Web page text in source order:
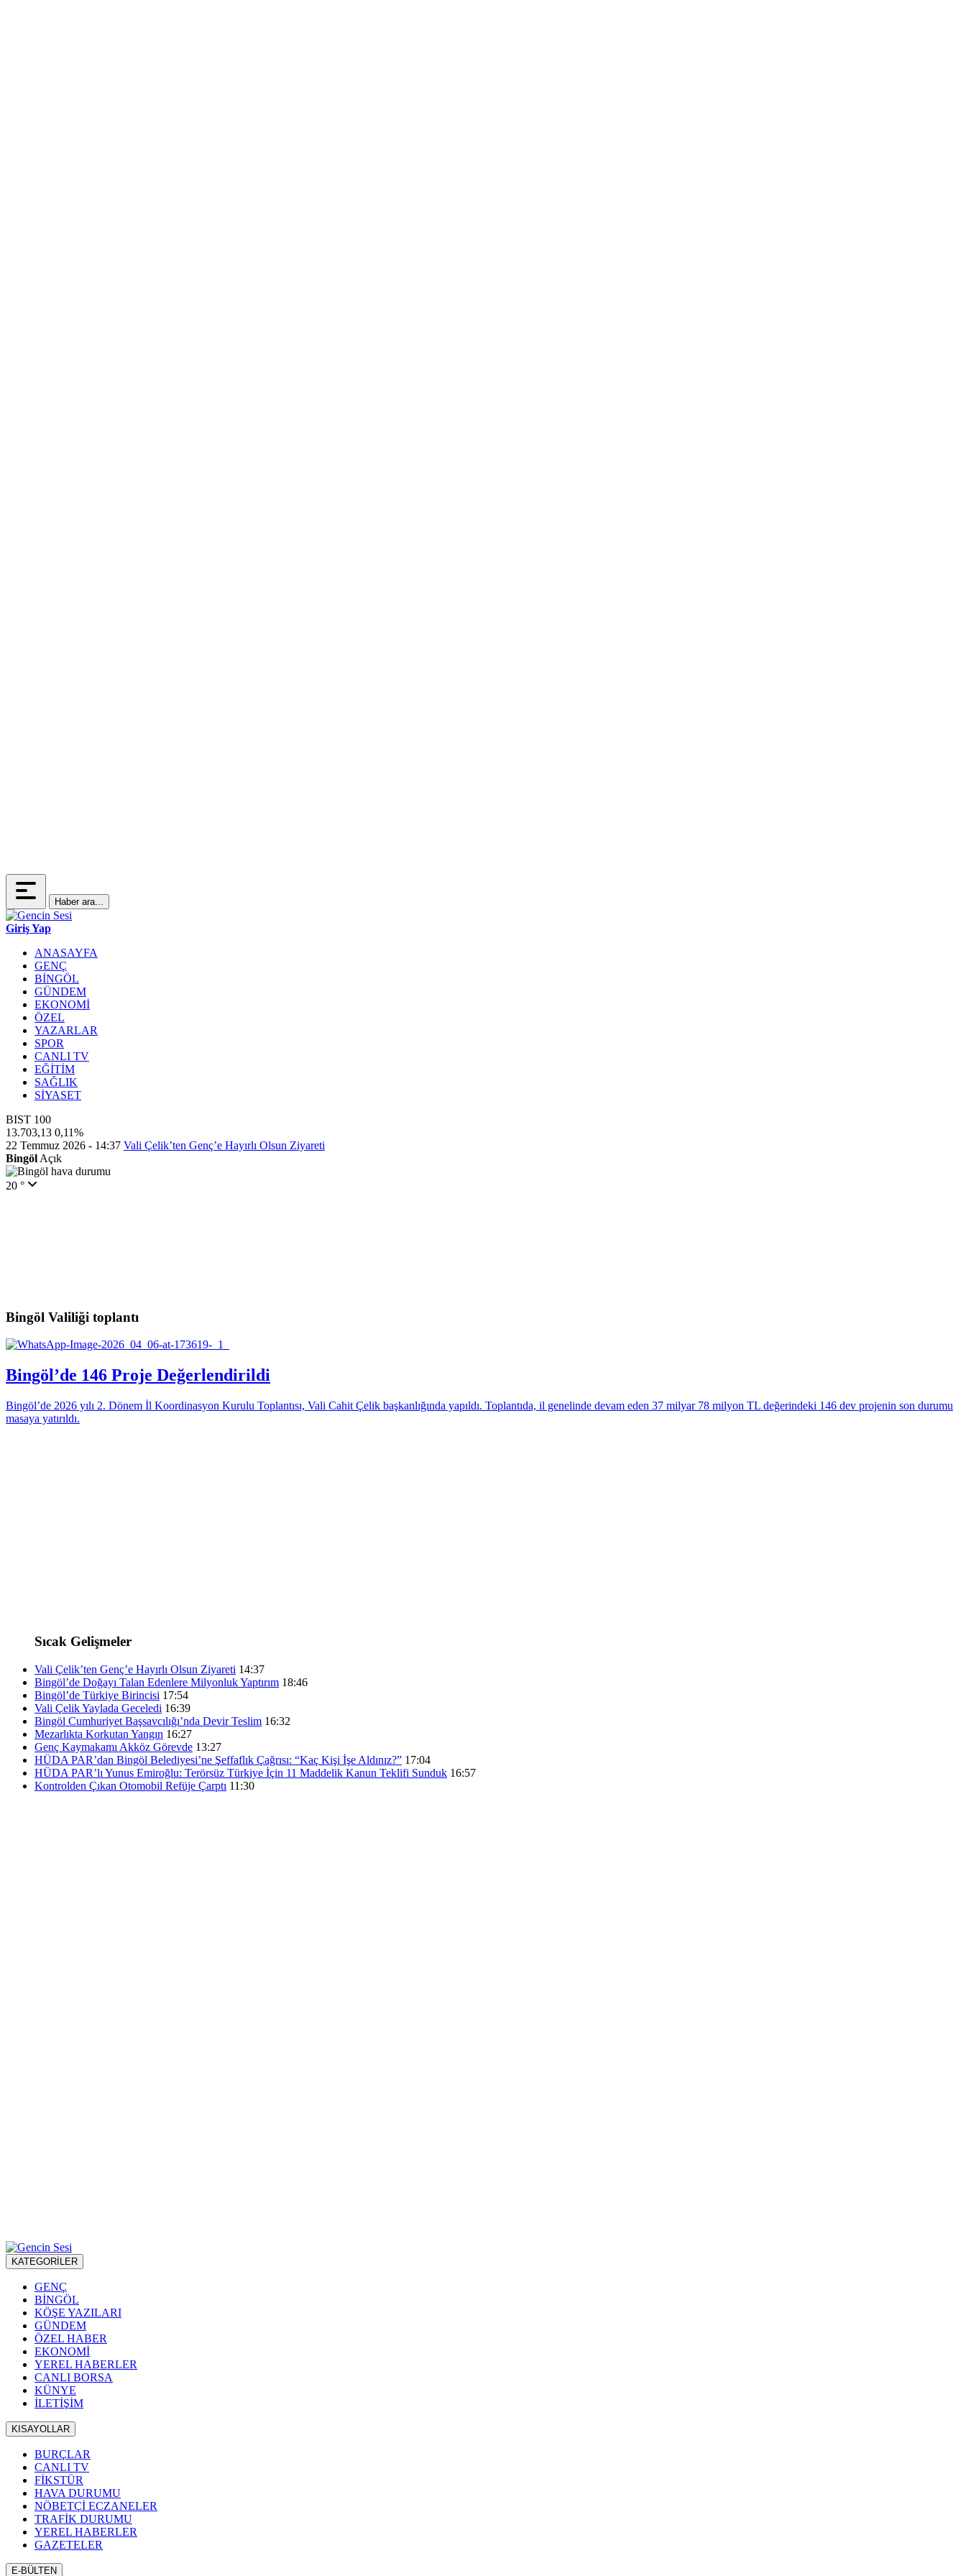
Haber ara...
Giriş Yap
ANASAYFA
GENÇ
BİNGÖL
GÜNDEM
EKONOMİ
ÖZEL
YAZARLAR
SPOR
CANLI TV
EĞİTİM
SAĞLIK
SİYASET
BIST 100
13.703,13 0,11%
22 Temmuz 2026 - 14:37 Vali Çelik’ten Genç’e Hayırlı Olsun Ziyareti
Bingöl Açık
20 °
Bingöl Valiliği toplantı
Bingöl’de 146 Proje Değerlendirildi
Bingöl’de 2026 yılı 2. Dönem İl Koordinasyon Kurulu Toplantısı, Vali Cahit Çelik başkanlığında yapıldı. Toplantıda, il genelinde devam eden 37 milyar 78 milyon TL değerindeki 146 dev projenin son durumu
masaya yatırıldı.
Sıcak Gelişmeler
Vali Çelik’ten Genç’e Hayırlı Olsun Ziyareti 14:37
Bingöl’de Doğayı Talan Edenlere Milyonluk Yaptırım 18:46
Bingöl’de Türkiye Birincisi 17:54
Vali Çelik Yaylada Geceledi 16:39
Bingöl Cumhuriyet Başsavcılığı’nda Devir Teslim 16:32
Mezarlıkta Korkutan Yangın 16:27
Genç Kaymakamı Akköz Görevde 13:27
HÜDA PAR’dan Bingöl Belediyesi’ne Şeffaflık Çağrısı: “Kaç Kişi İşe Aldınız?” 17:04
HÜDA PAR’lı Yunus Emiroğlu: Terörsüz Türkiye İçin 11 Maddelik Kanun Teklifi Sunduk 16:57
Kontrolden Çıkan Otomobil Refüje Çarptı 11:30
KATEGORİLER
GENÇ
BİNGÖL
KÖŞE YAZILARI
GÜNDEM
ÖZEL HABER
EKONOMİ
YEREL HABERLER
CANLI BORSA
KÜNYE
İLETİŞİM
KISAYOLLAR
BURÇLAR
CANLI TV
FİKSTÜR
HAVA DURUMU
NÖBETÇİ ECZANELER
TRAFİK DURUMU
YEREL HABERLER
GAZETELER
E-BÜLTEN